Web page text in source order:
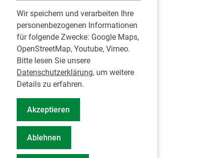
Wir speichern und verarbeiten Ihre
personenbezogenen Informationen
für folgende Zwecke: Google Maps,
OpenStreetMap, Youtube, Vimeo.
Bitte lesen Sie unsere
Datenschutzerklärung, um weitere
Details zu erfahren.
Akzeptieren
Ablehnen
Karriere
Inserate
Praktikum in einer Zahnarztpraxis
Jobs im Zahnärztehaus
Presse
Pressemitteilungen